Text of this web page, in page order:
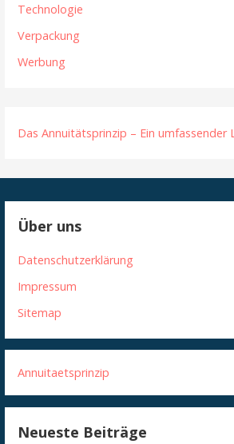
Technologie
Verpackung
Werbung
Das Annuitätsprinzip – Ein umfassender
Über uns
Datenschutzerklärung
Impressum
Sitemap
Annuitaetsprinzip
Neueste Beiträge